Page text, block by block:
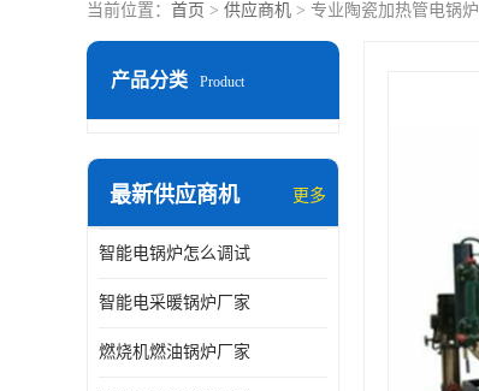
当前位置： 首页 > 供应商机 > 专业陶瓷加热管电锅炉
产品分类 Product
最新供应商机 更多
智能电锅炉怎么调试
智能电采暖锅炉厂家
燃烧机燃油锅炉厂家